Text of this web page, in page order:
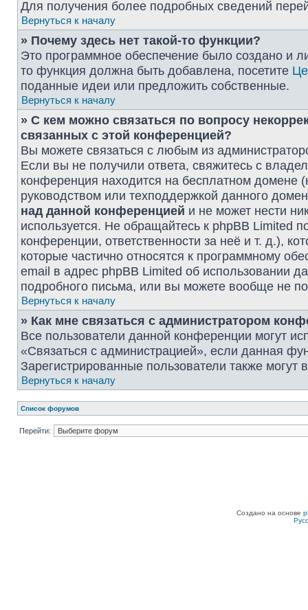
Для получения более подробных сведений
Вернуться к началу
» Почему здесь нет такой-то функции?
Это программное обеспечение было создано и
то функция должна быть добавлена, посетите
поданные идеи или предложить собственные.
Вернуться к началу
» С кем можно связаться по вопросу
связанных с этой конференцией?
Вы можете связаться с любым из
Если вы не получили ответа, свяжитесь с
конференция находится на бесплатном домене
руководством или техподдержкой данного
над данной конференцией и не может нести
используется. Не обращайтесь к phpBB Limited
конференции, ответственности за неё и т. д.),
которые частично относятся к программному
email в адрес phpBB Limited об использовании
подробного письма, или вы можете вообще не
Вернуться к началу
» Как мне связаться с администратором
Все пользователи данной конференции могут
«Связаться с администрацией», если данная
Зарегистрированные пользователи также
Вернуться к началу
Список форумов
Перейти:
Создано на основе